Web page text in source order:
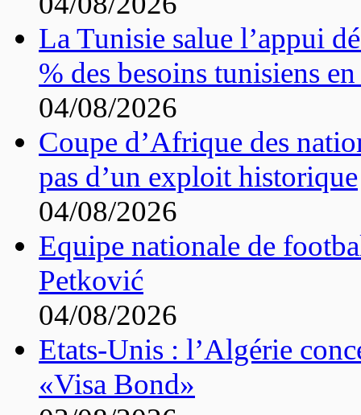
La Tunisie salue l’appui
% des besoins tunisiens
04/08/2026
Coupe d’Afrique des
pas d’un exploit historique
04/08/2026
Equipe nationale de
Petković
04/08/2026
Etats-Unis : l’Algérie
«Visa Bond»